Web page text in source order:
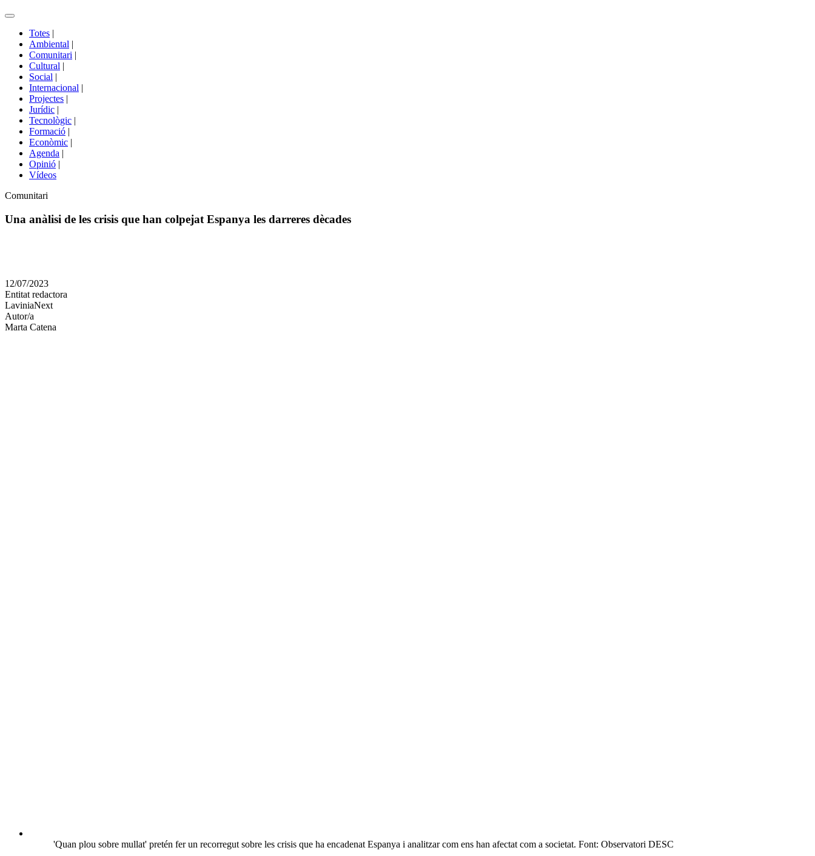
Commutador
portals
Totes |
Ambiental |
Comunitari |
Cultural |
Social |
Internacional |
Projectes |
Jurídic |
Tecnològic |
Formació |
Econòmic |
Agenda |
Opinió |
Vídeos
Àmbit
la
Comunitari
Una anàlisi de les crisis que han colpejat Espanya les darreres dècades
en
altres
xarxes
socials
12/07/2023
Entitat redactora
LaviniaNext
Autor/a
Marta Catena
'Quan plou sobre mullat' pretén fer un recorregut sobre les crisis que ha encadenat Espanya i analitzar com ens han afectat com a societat. Font: Observatori DESC